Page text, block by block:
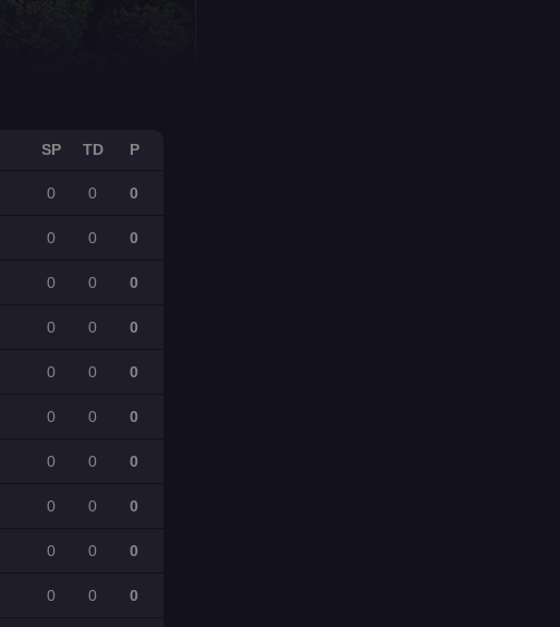
SP TD P
0 0 0
0 0 0
0 0 0
0 0 0
0 0 0
0 0 0
0 0 0
0 0 0
0 0 0
0 0 0